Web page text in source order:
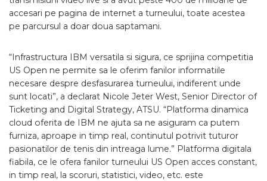
accesari pe pagina de internet a turneului, toate acestea
pe parcursul a doar doua saptamani.
“Infrastructura IBM versatila si sigura, ce sprijina competitia
US Open ne permite sa le oferim fanilor informatiile
necesare despre desfasurarea turneului, indiferent unde
sunt locati”, a declarat Nicole Jeter West, Senior Director of
Ticketing and Digital Strategy, ATSU. “Platforma dinamica
cloud oferita de IBM ne ajuta sa ne asiguram ca putem
furniza, aproape in timp real, continutul potrivit tuturor
pasionatilor de tenis din intreaga lume.” Platforma digitala
fiabila, ce le ofera fanilor turneului US Open acces constant,
in timp real, la scoruri, statistici, video, etc. este